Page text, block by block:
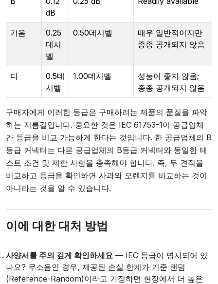
dB
기음
0.25
데시
벨
0.50데시벨
매우 일반적이지만
종종 공개되지 않음
디
0.5데
시벨
1.00데시벨
성능이 좋지 않음;
종종 공개되지 않음
구매자에게 이러한 등급은 구매하려는 제품의 품질을 파악
하는 지름길입니다. 중요한 것은 IEC 61753-1이 공급업체
간 등급을 비교 가능하게 한다는 것입니다. 한 공급업체의 B
등급 커넥터는 다른 공급업체의 B등급 커넥터와 동일한 테
스트 조건 및 제한 사항을 충족해야 합니다. 즉, 두 견적을
비교하고 등급을 확인하면 사과와 오렌지를 비교하는 것이
아니라는 것을 알 수 있습니다.
이에 대한 대처 방법
사양서를 주의 깊게 확인하세요 — IEC 등급이 명시되어 있
나요? 무소음인 경우, 제공된 손실 한계가 기준 랜덤
(Reference-Random)이라고 가정하면 현장에서 더 높은